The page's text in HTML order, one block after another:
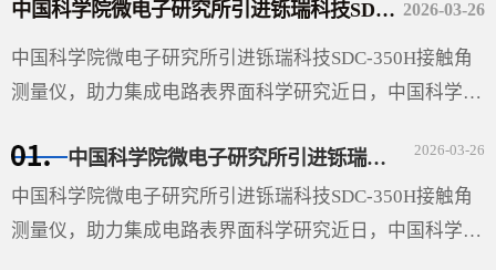
2026-03-26
中国科学院微电子研究所引进铄瑞科技SDC-350H接触角测量仪，助力集成电路表界面科学研究
中国科学院微电子研究所引进铄瑞科技SDC-350H接触角
测量仪，助力集成电路表界面科学研究近日，中国科学院
技有限公司···
2026-03-26
中国科学院微电子研究所引进铄瑞科技SDC-350H接触角测量仪，助力集成电路表界面科学研究
中国科学院微电子研究所引进铄瑞科技SDC-350H接触角
测量仪，助力集成电路表界面科学研究近日，中国科学院